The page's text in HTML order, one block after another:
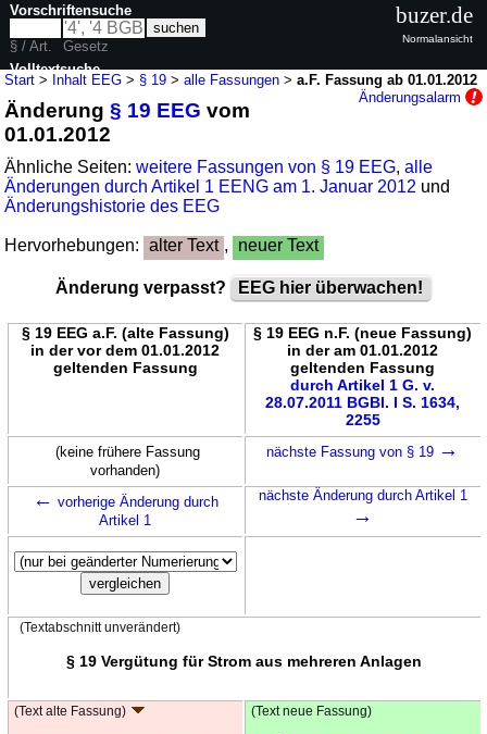
Start > Inhalt EEG > § 19 >alle Fassungen >a.F. Fassung ab 01.01.2012
Änderungsalarm
Änderung§ 19 EEG vom
01.01.2012
Ähnliche Seiten:weitere Fassungen von § 19 EEG,alle
Änderungen durch Artikel 1 EENG am 1. Januar 2012 und
Änderungshistorie des EEG
Hervorhebungen: alter Text , neuer Text
Änderung verpasst? EEG hier überwachen!
§ 19 EEG a.F. (alte Fassung)
in der vor dem 01.01.2012
geltenden Fassung
§ 19 EEG n.F. (neue Fassung)
in der am 01.01.2012
geltenden Fassung
durch Artikel 1 G. v.
28.07.2011 BGBl. I S. 1634,
2255
(keine frühere Fassung
vorhanden)
nächste Fassung von § 19 →
← vorherige Änderung durch
Artikel 1
nächste Änderung durch Artikel 1
→
(Textabschnitt unverändert)
§ 19 Vergütung für Strom aus mehreren Anlagen
(Text alte Fassung) (Text neue Fassung)
Vorschriftensuche
§ / Art.
Gesetz
Volltextsuche
nur in EEG
buzer.de
Normalansicht